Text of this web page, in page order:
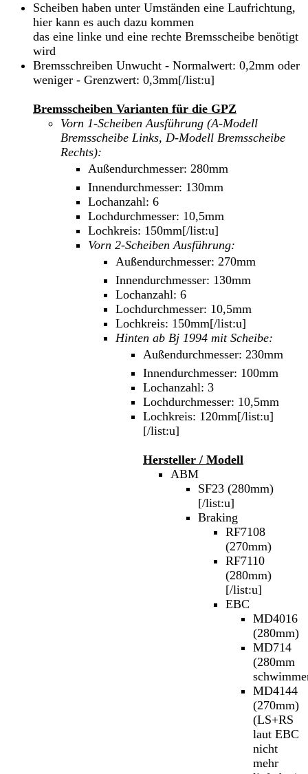
Scheiben haben unter Umständen eine Laufrichtung,
hier kann es auch dazu kommen
das eine linke und eine rechte Bremsscheibe benötigt
wird
Bremsschreiben Unwucht - Normalwert: 0,2mm oder
weniger - Grenzwert: 0,3mm[/list:u]
Bremsscheiben Varianten für die GPZ
Vorn 1-Scheiben Ausführung (A-Modell
Bremsscheibe Links, D-Modell Bremsscheibe
Rechts):
Außendurchmesser: 280mm
Innendurchmesser: 130mm
Lochanzahl: 6
Lochdurchmesser: 10,5mm
Lochkreis: 150mm[/list:u]
Vorn 2-Scheiben Ausführung:
Außendurchmesser: 270mm
Innendurchmesser: 130mm
Lochanzahl: 6
Lochdurchmesser: 10,5mm
Lochkreis: 150mm[/list:u]
Hinten ab Bj 1994 mit Scheibe:
Außendurchmesser: 230mm
Innendurchmesser: 100mm
Lochanzahl: 3
Lochdurchmesser: 10,5mm
Lochkreis: 120mm[/list:u]
[/list:u]
Hersteller / Modell
ABM
SF23 (280mm)
[/list:u]
Braking
RF7108
(270mm)
RF7110
(280mm)
[/list:u]
EBC
MD4016
(280mm)
MD714
(280mm
MD4144
(270mm)
(LS+RS
laut EBC
nicht
mehr